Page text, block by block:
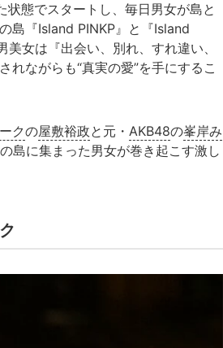
態でスタートし、毎日男女が島と
島『Island PINKP』と『Island
女は『出会い、別れ、すれ違い、
れながらも“真実の愛”を手にするこ
クの屋敷裕政と元・ AKB48の峯岸み
島に集まった男女が巻き起こす激し